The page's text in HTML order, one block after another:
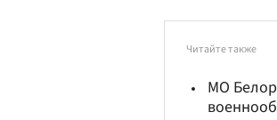
Читайте также
МО